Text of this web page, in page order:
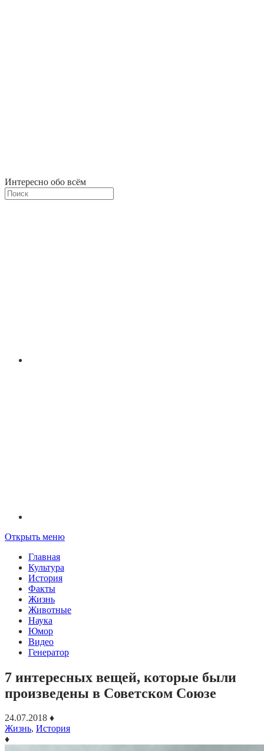
Интересно обо всём
Открыть меню
Главная
Культура
История
Факты
Жизнь
Животные
Наука
Юмор
Видео
Генератор
7 интересных вещей, которые были
произведены в Советском Союзе
24.07.2018 ♦
Жизнь, История
♦